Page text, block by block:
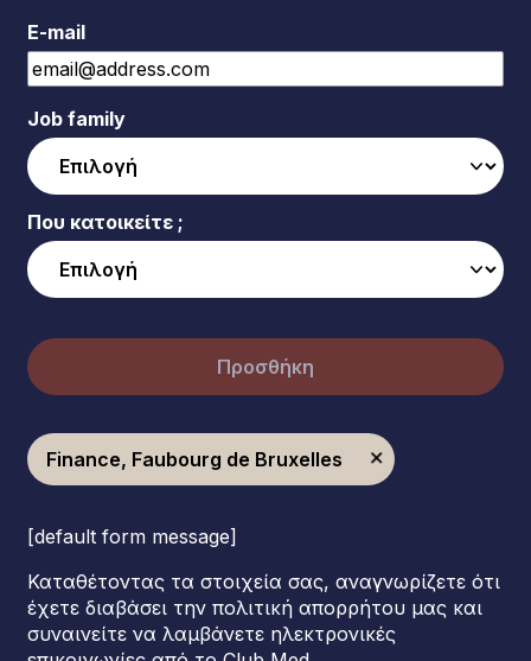
E-mail
Job family
Που κατοικείτε ;
Προσθήκη
Finance, Faubourg de Bruxelles
[default form message]
Καταθέτοντας τα στοιχεία σας, αναγνωρίζετε ότι
έχετε διαβάσει την πολιτική απορρήτου μας και
συναινείτε να λαμβάνετε ηλεκτρονικές